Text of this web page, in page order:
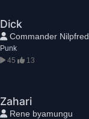
Dick
Commander Nilpfred
Punk
45
13
Zahari
Rene byamungu